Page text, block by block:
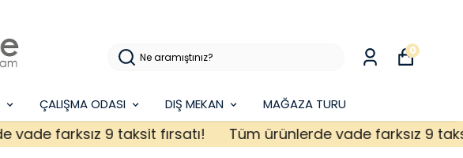
ÇALIŞMA ODASI DIŞ MEKAN MAĞAZA TURU
0
farksız 9 taksit fırsatı! Tüm ürünlerde vade farksız 9 taksit